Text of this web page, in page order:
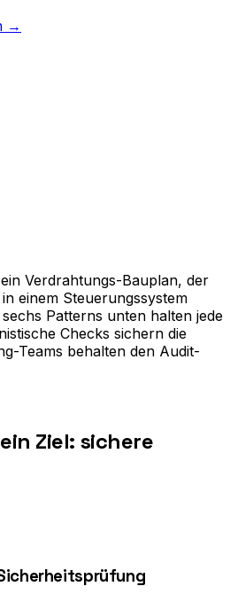
→
Verdrahtungs-Bauplan, der
einem Steuerungssystem
Patterns unten halten jede
Checks sichern die
Teams behalten den Audit-
Ziel: sichere